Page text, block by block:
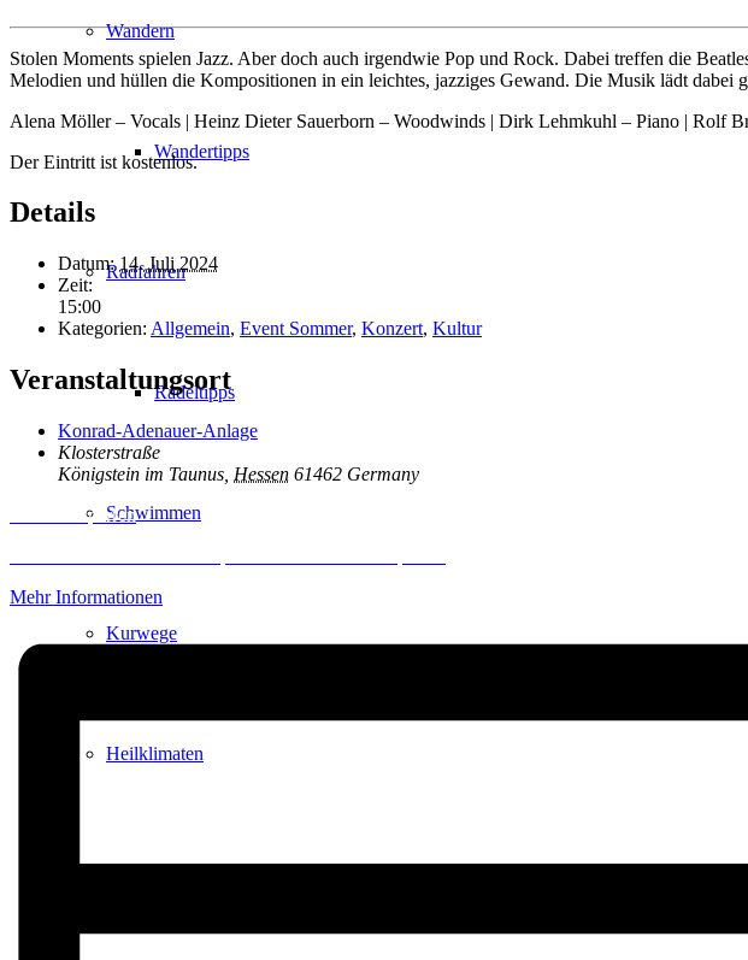
Wandern
Wandertipps
Radfahren
Radeltipps
Schwimmen
Kurwege
Heilklimaten
Stolen Moments spielen Jazz. Aber doch auch irgendwie Pop und Rock. Dabei treffen die
Melodien und hüllen die Kompositionen in ein leichtes, jazziges Gewand. Die Musik lädt dabei
Alena Möller – Vocals | Heinz Dieter Sauerborn – Woodwinds | Dirk Lehmkuhl – Piano | Rolf
Der Eintritt ist kostenlos.
Details
Datum: 14. Juli 2024
Zeit:
15:00
Kategorien: Allgemein, Event Sommer, Konzert, Kultur
Veranstaltungsort
Konrad-Adenauer-Anlage
Klosterstraße
Königstein im Taunus Hessen 61462 Germany
Inhalt entsperren
Mehr Informationen